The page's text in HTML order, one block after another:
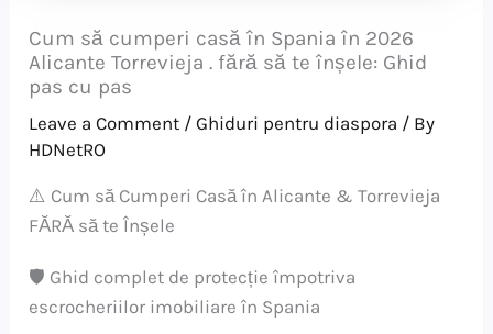
Cum să cumperi casă în Spania în 2026
Alicante Torrevieja . fără să te înșele: Ghid
pas cu pas
Leave a Comment /Ghiduri pentru diaspora / By
HDNetRO
⚠️ Cum să Cumperi Casă în Alicante & Torrevieja
FĂRĂ să te Înșele
🛡️ Ghid complet de protecție împotriva
escrocheriilor imobiliare în Spania